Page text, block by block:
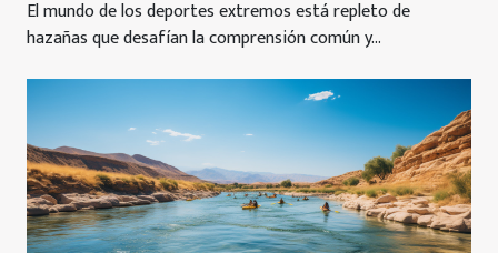
El mundo de los deportes extremos está repleto de
hazañas que desafían la comprensión común y...